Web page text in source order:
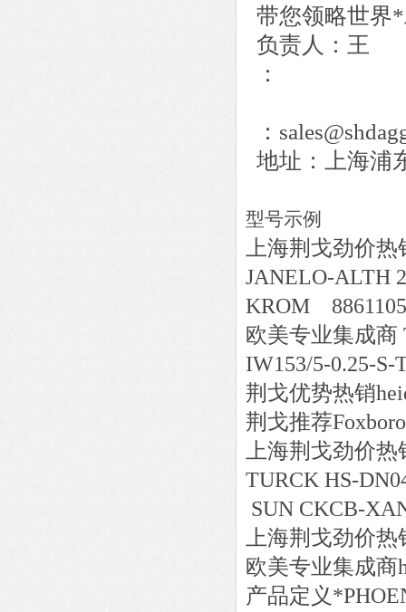
带您领略世界
负责人：王
：
：
地址：上海浦
型号示例
上海荆戈劲价热
JANELO-ALTH
KROM
欧美专业集成商
IW153/5-
荆戈优势热销
荆戈推荐
上海荆戈劲价热
TURCK HS-
SUN CKCB-
上海荆戈劲价
欧美专业集成商
产品定义